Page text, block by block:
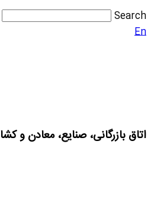
Search
En
اتاق بازرگانی، صنایع، معادن و